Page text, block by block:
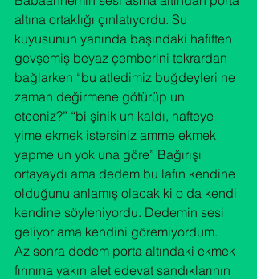
altına ortaklığı çınlatıyordu. Su
kuyusunun yanında başındaki hafiften
gevşemiş beyaz çemberini tekrardan
bağlarken “bu atledimiz buğdeyleri ne
zaman değirmene götürüp un
etceniz?” “bi şinik un kaldı, hafteye
yime ekmek istersiniz amme ekmek
yapme un yok una göre” Bağırışı
ortayaydı ama dedem bu lafın kendine
olduğunu anlamış olacak ki o da kendi
kendine söyleniyordu. Dedemin sesi
geliyor ama kendini göremiyordum.
Az sonra dedem porta altındaki ekmek
fırınına yakın alet edevat sandıklarının